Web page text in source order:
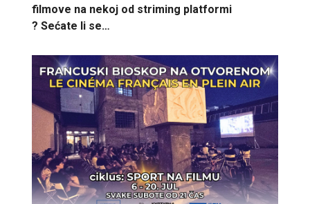
filmove na nekoj od striming platformi
? Sećate li se…